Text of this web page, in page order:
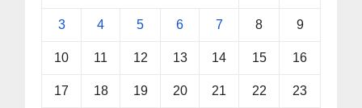
3 4 5 6 7 8 9
10 11 12 13 14 15 16
17 18 19 20 21 22 23